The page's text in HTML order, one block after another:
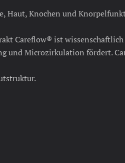
Haut, Knochen und
Careflow® ist
und Microzirkulation fördert.